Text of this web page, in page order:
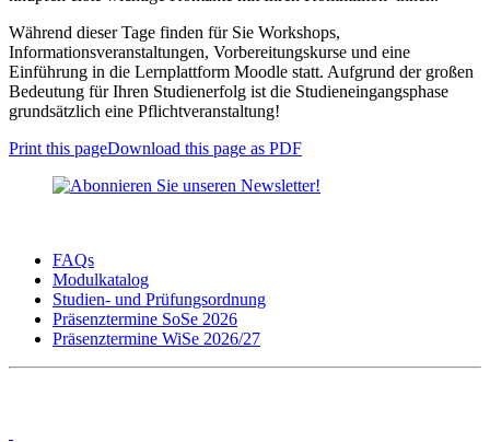
Während dieser Tage finden für Sie Workshops,
Informationsveranstaltungen, Vorbereitungskurse und eine
Einführung in die Lernplattform Moodle statt. Aufgrund der großen
Bedeutung für Ihren Studienerfolg ist die Studieneingangsphase
grundsätzlich eine Pflichtveranstaltung!
Print this pageDownload this page as PDF
FAQs
Modulkatalog
Studien- und Prüfungsordnung
Präsenztermine SoSe 2026
Präsenztermine WiSe 2026/27